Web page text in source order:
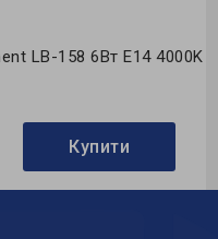
LB-158 6Вт E14 4000K
Купити